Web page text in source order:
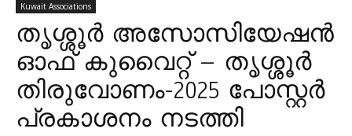
Kuwait Associations
തൃശ്ശൂർ അസോസിയേഷൻ
ഓഫ് കുവൈറ്റ് – തൃശ്ശൂർ
തിരുവോണം-2025 പോസ്റ്റർ
പ്രകാശനം നടത്തി